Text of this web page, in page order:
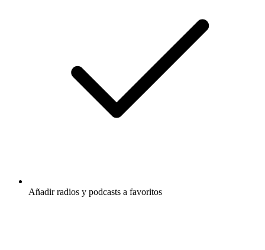
Añadir radios y podcasts a favoritos